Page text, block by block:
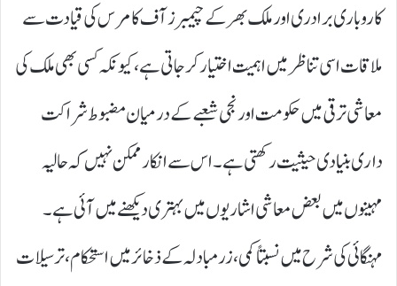
کاروباری برادری اور ملک بھر کے چیمبرز آف کامرس کی قیادت سے
ملاقات اسی تناظر میں اہمیت اختیار کر جاتی ہے، کیونکہ کسی بھی ملک کی
معاشی ترقی میں حکومت اور نجی شعبے کے درمیان مضبوط شراکت
داری بنیادی حیثیت رکھتی ہے۔ اس سے انکار ممکن نہیں کہ حالیہ
مہینوں میں بعض معاشی اشاریوں میں بہتری دیکھنے میں آئی ہے۔
مہنگائی کی شرح میں نسبتاً کمی، زرمبادلہ کے ذخائر میں استحکام، ترسیلات